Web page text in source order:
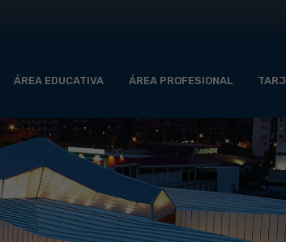
ÁREA EDUCATIVA ÁREA PROFESIONAL